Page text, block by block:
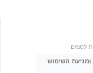
לסמים
השימוש